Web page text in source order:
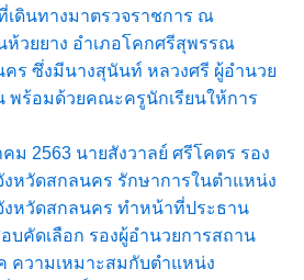
ดินทางมาตรวจราชการ ณ
ห้วยยาง อำเภอโคกศรีสุพรรณ
คร ซึ่งมีนางสุนันท์ หลวงศรี ผู้อำนวย
พร้อมด้วยคณะครูนักเรียนให้การ
ม 2563 นายสังวาลย์ ศรีโคตร รอง
หวัดสกลนคร รักษาการในตำแหน่ง
งหวัดสกลนคร ทำหน้าที่ประธาน
บคัดเลือก รองผู้อำนวยการสถาน
ความเหมาะสมกับตำแหน่ง